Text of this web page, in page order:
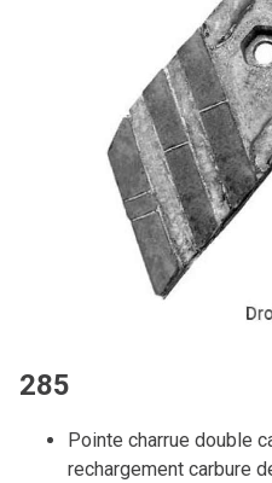
285
Pointe charrue double
rechargement carbure